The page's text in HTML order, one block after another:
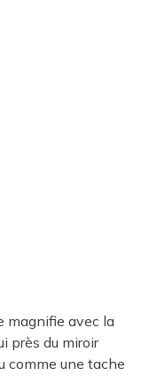
magnifie avec la
près du miroir
comme une tache